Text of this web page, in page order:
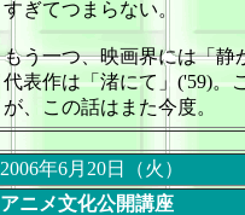
すぎてつまらない。
もう一つ、映画界には「静
代表作は「渚にて」('59)。
が、この話はまた今度。
2006年6月20日（火）
アニメ文化公開講座